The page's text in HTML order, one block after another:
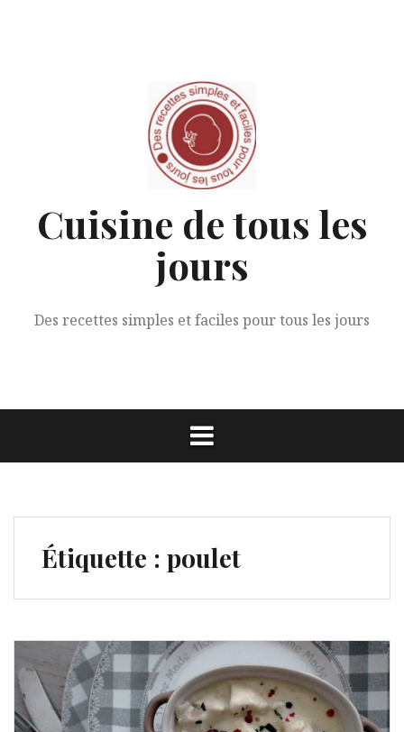
Cuisine de tous les
jours
Des recettes simples et faciles pour tous les jours
Étiquette : poulet